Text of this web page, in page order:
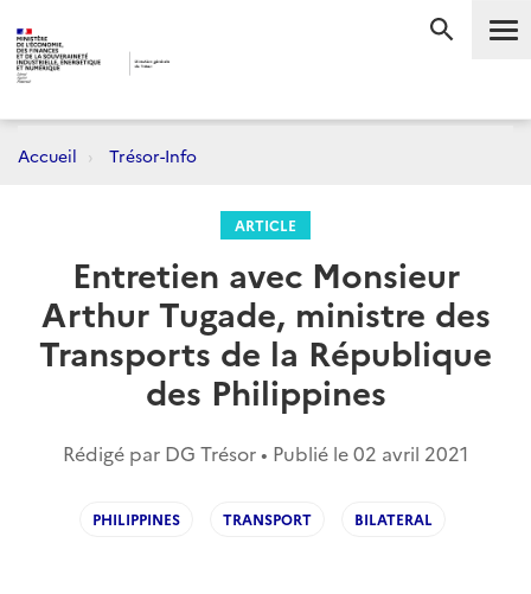
Accueil Trésor-Info
ARTICLE
Entretien avec Monsieur
Arthur Tugade, ministre des
Transports de la République
des Philippines
Rédigé par DG Trésor • Publié le02 avril 2021
PHILIPPINES TRANSPORT BILATERAL